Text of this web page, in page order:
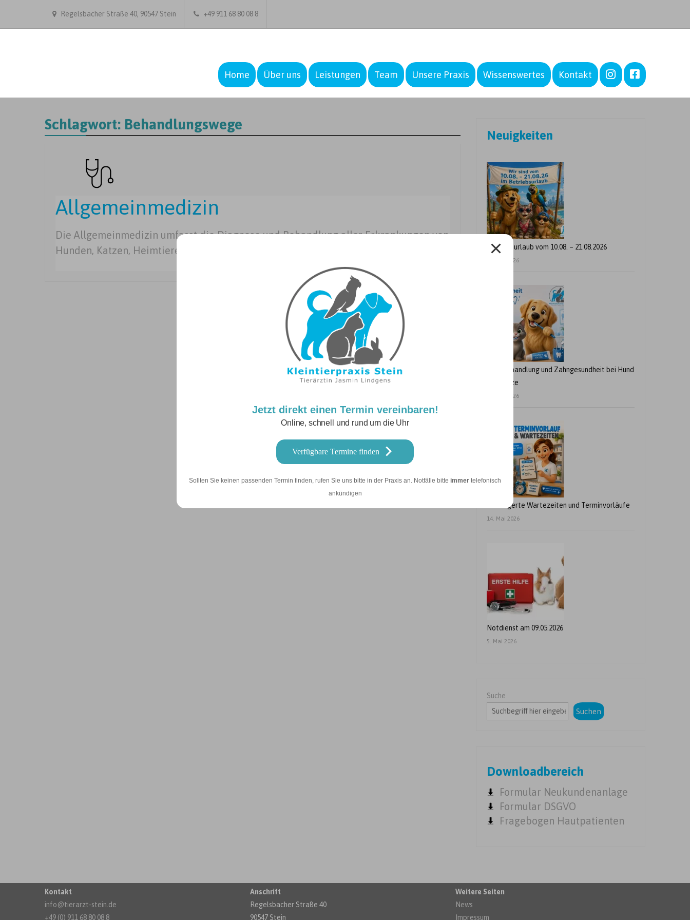
Jetzt direkt einen Termin vereinbaren!
Online, schnell und rund um die Uhr
Verfügbare Termine finden
Sollten Sie keinen passenden Termin finden, rufen Sie uns bitte in der Praxis an. Notfälle bitte immer telefonisch
ankündigen
Regelsbacher Straße 40, 90547 Stein +49 911 68 80 08 8
Home Über uns Leistungen Team Unsere Praxis Wissenswertes Kontakt
Schlagwort: Behandlungswege
Allgemeinmedizin
Die Allgemeinmedizin umfasst die Diagnose und Behandlung aller Erkrankungen von
Hunden, Katzen, Heimtieren, Vögeln und Schildkröten
Neuigkeiten
Betriebsurlaub vom 10.08. – 21.08.2026
24. Juli 2026
Zahnbehandlung und Zahngesundheit bei Hund
und Katze
21. Juli 2026
Verlängerte Wartezeiten und Terminvorläufe
14. Mai 2026
Notdienst am 09.05.2026
5. Mai 2026
Suche
Suchen
Downloadbereich
Formular Neukundenanlage
Formular DSGVO
Fragebogen Hautpatienten
Kontakt
info@tierarzt-stein.de
+49 (0) 911 68 80 08 8
Anschrift
Regelsbacher Straße 40
90547 Stein
Weitere Seiten
News
Impressum